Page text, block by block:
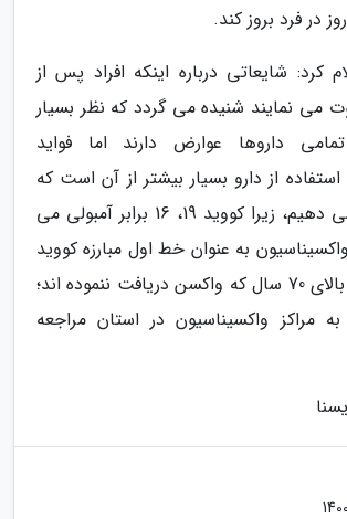
در فرد بروز کند.
کرد: شایعاتی درباره اینکه افراد پس از
می نمایند شنیده می گردد که نظر بسیار
داروها عوارض دارند اما فواید
از دارو بسیار بیشتر از آن است که
بگوییم انجام نمی دهیم، زیرا کووید 19، 16 برابر آمبولی می
به عنوان خط اول مبارزه کووید
19 است و افراد بالای 70 سال که واکسن دریافت ننموده اند؛
مراکز واکسیناسیون در استان مراجعه